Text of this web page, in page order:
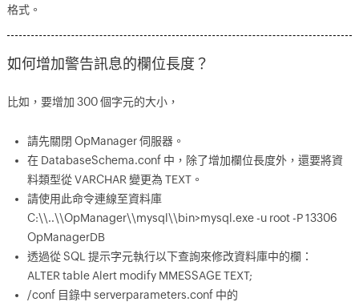
格式。
如何增加警告訊息的欄位長度？
比如，要增加 300 個字元的大小，
請先關閉 OpManager 伺服器。
在 DatabaseSchema.conf 中，除了增加欄位長度外，還要將資
料類型從 VARCHAR 變更為 TEXT。
請使用此命令連線至資料庫
C:\\..\\OpManager\\mysql\\bin>mysql.exe -u root -P 13306
OpManagerDB
透過從 SQL 提示字元執行以下查詢來修改資料庫中的欄：
ALTER table Alert modify MMESSAGE TEXT;
/conf 目錄中 serverparameters.conf 中的